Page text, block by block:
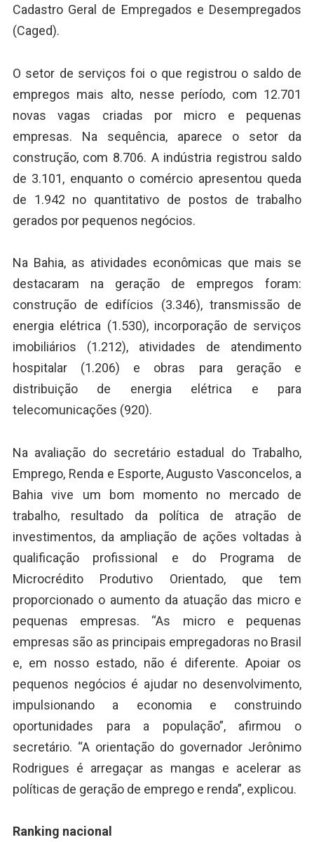
Cadastro Geral de Empregados e Desempregados
(Caged).
O setor de serviços foi o que registrou o saldo de
empregos mais alto, nesse período, com 12.701
novas vagas criadas por micro e pequenas
empresas. Na sequência, aparece o setor da
construção, com 8.706. A indústria registrou saldo
de 3.101, enquanto o comércio apresentou queda
de 1.942 no quantitativo de postos de trabalho
gerados por pequenos negócios.
Na Bahia, as atividades econômicas que mais se
destacaram na geração de empregos foram:
construção de edifícios (3.346), transmissão de
energia elétrica (1.530), incorporação de serviços
imobiliários (1.212), atividades de atendimento
hospitalar (1.206) e obras para geração e
distribuição de energia elétrica e para
telecomunicações (920).
Na avaliação do secretário estadual do Trabalho,
Emprego, Renda e Esporte, Augusto Vasconcelos, a
Bahia vive um bom momento no mercado de
trabalho, resultado da política de atração de
investimentos, da ampliação de ações voltadas à
qualificação profissional e do Programa de
Microcrédito Produtivo Orientado, que tem
proporcionado o aumento da atuação das micro e
pequenas empresas. “As micro e pequenas
empresas são as principais empregadoras no Brasil
e, em nosso estado, não é diferente. Apoiar os
pequenos negócios é ajudar no desenvolvimento,
impulsionando a economia e construindo
oportunidades para a população”, afirmou o
secretário. “A orientação do governador Jerônimo
Rodrigues é arregaçar as mangas e acelerar as
políticas de geração de emprego e renda”, explicou.
Ranking nacional